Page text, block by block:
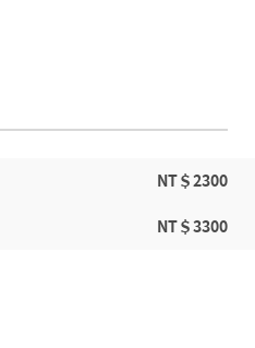
NT＄2300
NT＄3300